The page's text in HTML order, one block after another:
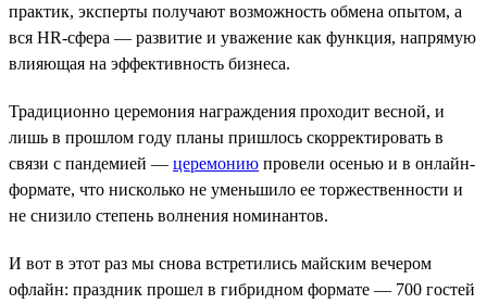
практик, эксперты получают возможность обмена опытом, а
вся HR-сфера — развитие и уважение как функция, напрямую
влияющая на эффективность бизнеса.
Традиционно церемония награждения проходит весной, и
лишь в прошлом году планы пришлось скорректировать в
связи с пандемией — церемонию провели осенью и в онлайн-
формате, что нисколько не уменьшило ее торжественности и
не снизило степень волнения номинантов.
И вот в этот раз мы снова встретились майским вечером
офлайн: праздник прошел в гибридном формате — 700 гостей